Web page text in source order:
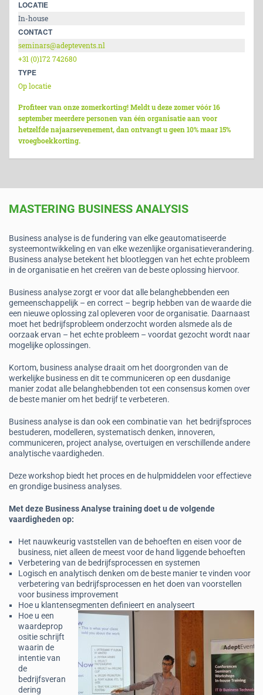
LOCATIE
In-house
CONTACT
seminars@adeptevents.nl
+31 (0)172 742680
TYPE
Op locatie
Profiteer van onze zomerkorting! Meldt u deze zomer vóór 16
september meerdere personen van één organisatie aan voor
hetzelfde najaarsevenement, dan ontvangt u geen 10% maar 15%
vroegboekkorting.
MASTERING BUSINESS ANALYSIS
Business analyse is de fundering van elke geautomatiseerde
systeemontwikkeling en van elke wezenlijke organisatieverandering.
Business analyse betekent het blootleggen van het echte probleem
in de organisatie en het creëren van de beste oplossing hiervoor.
Business analyse zorgt er voor dat alle belanghebbenden een
gemeenschappelijk – en correct – begrip hebben van de waarde die
een nieuwe oplossing zal opleveren voor de organisatie. Daarnaast
moet het bedrijfsprobleem onderzocht worden alsmede als de
oorzaak ervan – het echte probleem – voordat gezocht wordt naar
mogelijke oplossingen.
Kortom, business analyse draait om het doorgronden van de
werkelijke business en dit te communiceren op een dusdanige
manier zodat alle belanghebbenden tot een consensus komen over
de beste manier om het bedrijf te verbeteren.
Business analyse is dan ook een combinatie van het bedrijfsproces
bestuderen, modelleren, systematisch denken, innoveren,
communiceren, project analyse, overtuigen en verschillende andere
analytische vaardigheden.
Deze workshop biedt het proces en de hulpmiddelen voor effectieve
en grondige business analyses.
Met deze Business Analyse training doet u de volgende
vaardigheden op:
Het nauwkeurig vaststellen van de behoeften en eisen voor de
business, niet alleen de meest voor de hand liggende behoeften
Verbetering van de bedrijfsprocessen en systemen
Logisch en analytisch denken om de beste manier te vinden voor
verbetering van bedrijfsprocessen en het doen van voorstellen
voor business improvement
Hoe u klantensegmenten definieert en analyseert
Hoe u een
waardeprop
ositie schrijft
waarin de
intentie van
de
bedrijfsveran
dering